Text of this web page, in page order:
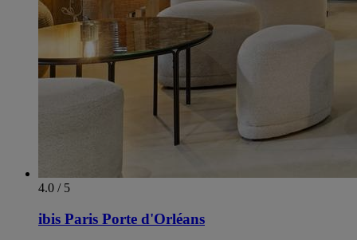
4.0 / 5
ibis Paris Porte d'Orléans